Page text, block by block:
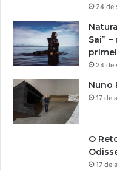
24 de
Sai”
24 de
Nuno
17 de
O
17 de